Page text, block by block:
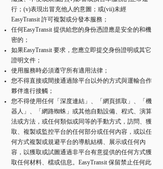
行；(v)表現出冒充他人的意圖；或(vii)未經
EasyTransit 許可複製或分發本服務；
任何EasyTransit 提供給您的身份憑證應是安全的和機
密的；
如果EasyTransit 要求，您應立即提交身份證明或其它
證明文件；
使用服務時必須遵守所有適用法律；
您不得直接或間接通過除平台以外的方式與運輸合作
夥伴進行接觸；
您不得使用任何「深度連結」、「網頁抓取」、「機
器人」、「網路蜘蛛」或其他自動設備、程式、演算
法或方法，或任何類似或同等的手動方式，訪問、獲
取、複製或監控平台的任何部分或任何內容，或以任
何方式複製或規避平台的導航結構、展示或任何內
容，以獲取或試圖通過非平台有意提供的任何方式獲
取任何材料、檔或信息。EasyTransit 保留禁止任何此